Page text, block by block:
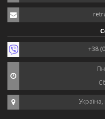
+38
Україна,